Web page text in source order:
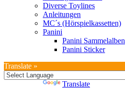
Diverse Toylines
Anleitungen
MC´s (Hörspielkassetten)
Panini
Panini Sammelalben
Panini Sticker
Translate »
Translate